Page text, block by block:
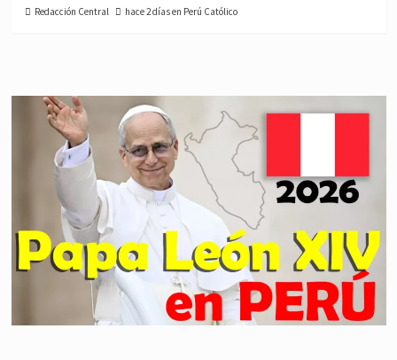
Redacción Central hace 2 días en Perú Católico